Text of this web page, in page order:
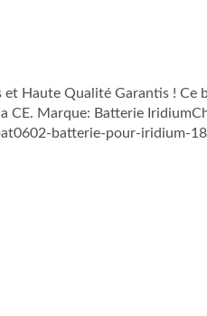
Haute Qualité Garantis ! Ce
CE. Marque: Batterie
batterie-pour-iridium-